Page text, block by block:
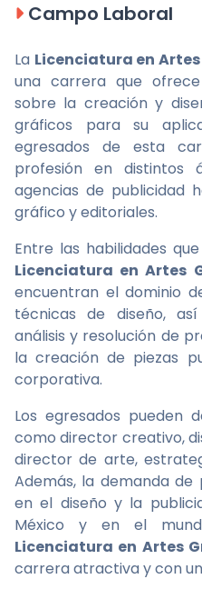
Campo Laboral
La Licenciatura en
una carrera que
sobre la creación y
gráficos para su
egresados de esta
profesión en distintos
agencias de publicidad
gráfico y editoriales.
Entre las habilidades
Licenciatura en Artes
encuentran el dominio
técnicas de diseño,
análisis y resolución de
la creación de piezas
corporativa.
Los egresados pueden
como director creativo,
director de arte,
Además, la demanda de
en el diseño y la
México y en el
Licenciatura en Artes
carrera atractiva y con